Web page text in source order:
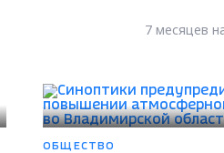
7 месяцев
ОБЩЕСТВО